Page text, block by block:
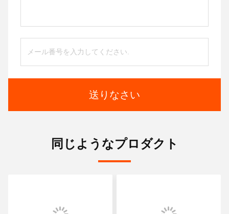
送りなさい
同じようなプロダクト